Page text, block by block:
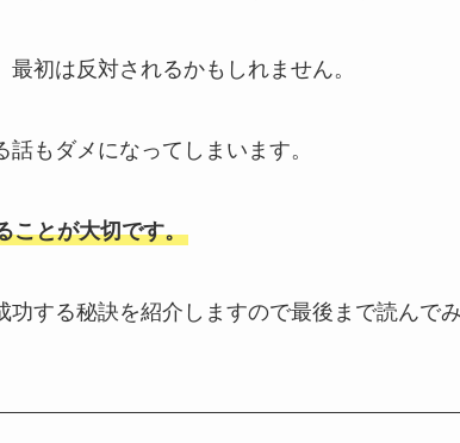
初は反対されるかもしれません。
もダメになってしまいます。
ことが大切です。
する秘訣を紹介しますので最後まで読んで